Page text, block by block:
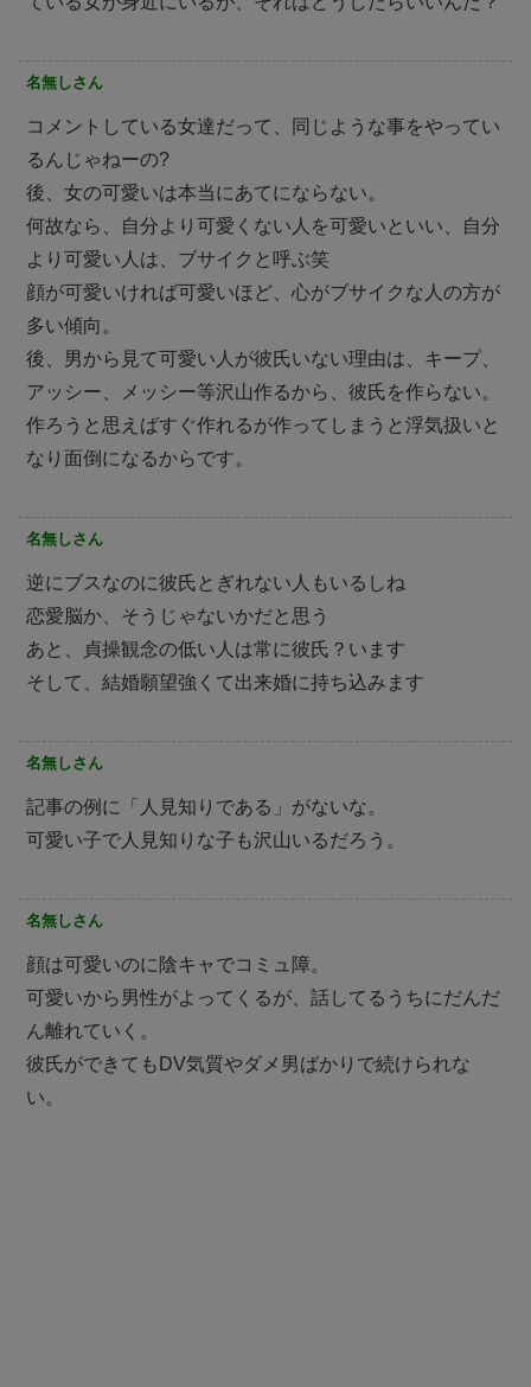
名無しさん
コメントしている女達だって、同じような事をやってい
るんじゃねーの?
後、女の可愛いは本当にあてにならない。
何故なら、自分より可愛くない人を可愛いといい、自分
より可愛い人は、ブサイクと呼ぶ笑
顔が可愛いければ可愛いほど、心がブサイクな人の方が
多い傾向。
後、男から見て可愛い人が彼氏いない理由は、キープ、
アッシー、メッシー等沢山作るから、彼氏を作らない。
作ろうと思えばすぐ作れるが作ってしまうと浮気扱いと
なり面倒になるからです。
名無しさん
逆にブスなのに彼氏とぎれない人もいるしね
恋愛脳か、そうじゃないかだと思う
あと、貞操観念の低い人は常に彼氏？います
そして、結婚願望強くて出来婚に持ち込みます
名無しさん
記事の例に「人見知りである」がないな。
可愛い子で人見知りな子も沢山いるだろう。
名無しさん
顔は可愛いのに陰キャでコミュ障。
可愛いから男性がよってくるが、話してるうちにだんだ
ん離れていく。
彼氏ができてもDV気質やダメ男ばかりで続けられな
い。